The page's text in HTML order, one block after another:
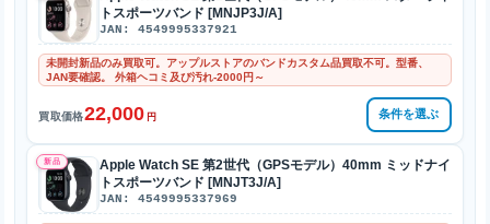
トスポーツバンド [MNJP3J/A]
JAN: 4549995337921
未開封新品のみ買取可。アップルストアのバンドカスタム品買取不可。型番、
JAN要確認。 外箱ヘコミ及び汚れ-2000円～
買取価格22,000 円 条件を選ぶ
新品
Apple Watch SE 第2世代（GPSモデル）40mm ミッドナイ
トスポーツバンド [MNJT3J/A]
JAN: 4549995337969